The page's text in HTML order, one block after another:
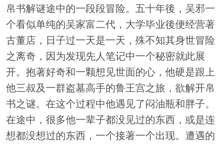
帛书解谜途中的一段段冒险。五十年後，吴邪一
个看似单纯的吴家富二代，大学毕业後便经营著
古董店，日子过一天是一天，殊不知其身世冒险
之离奇，因为发现先人笔记中一个秘密就此展
开。抱著好奇和一颗想见世面的心，他硬是跟上
他三叔及一群盗墓高手的鲁王宫之旅，欲解开帛
书之谜。在这个过程中他遇见了闷油瓶和胖子。
在途中，很多他一辈子都没见过的东西，或是连
想都没想过的东西，一个接著一个出现。遭遇的